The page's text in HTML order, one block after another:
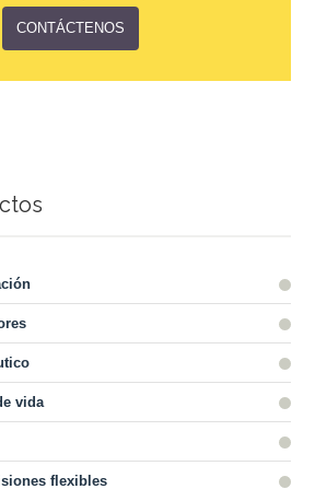
CONTÁCTENOS
vida
flexibles